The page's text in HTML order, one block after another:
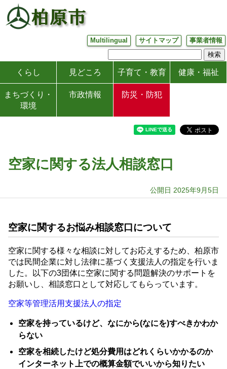
Multilingual サイトマップ 事業者情報
くらし 見どころ 子育て・教育 健康・福祉
まちづくり・
環境
市政情報 防災・防犯
空家に関する法人相談窓口
公開日 2025年9月5日
空家に関するお悩み相談窓口について
空家に関する様々な相談に対してお応えするため、柏原市
では民間企業に対し法律に基づく支援法人の指定を行いま
した。以下の3団体に空家に関する問題解決のサポートを
お願いし、相談窓口として対応してもらっています。
空家等管理活用支援法人の指定
空家を持っているけど、なにから(なにを)すべきかわか
らない
空家を相続したけど処分費用はどれくらいかかるのか
インターネット上での概算金額でいいから知りたい